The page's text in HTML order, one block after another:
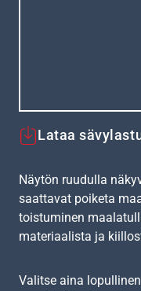
Lataa
Näytön ruudulla
saattavat poiketa
toistuminen
materiaalista ja
Valitse aina